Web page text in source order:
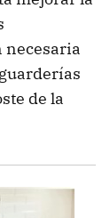
necesaria
de la